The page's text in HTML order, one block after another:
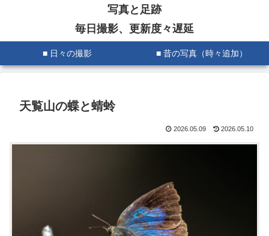
写真と足跡
毎日撮影、更新度々遅延
■ 日々の撮影 ■ 昔の写真（時々追加）
天覧山の蝶と蜻蛉
2026.05.09 2026.05.10